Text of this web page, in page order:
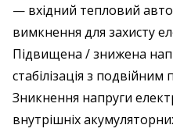
— вхідний тепловий
вимкнення для захисту
Підвищена / знижена
стабілізація з
Зникнення напруги
внутрішніх